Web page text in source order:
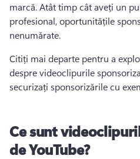
marcă. Atât timp cât aveți un
profesional, oportunitățile
nenumărate.
Citiți mai departe pentru a
despre videoclipurile
securizați sponsorizările cu
Ce sunt
de YouTube?